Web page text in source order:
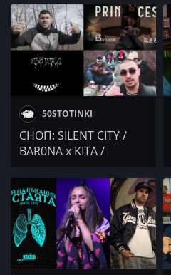
SILENT CITY /
Nuclearcore / Осем Пет
/ Lambov x Ivyy
50STOTINKI
СНОП: SILENT CITY /
BAR0NA x KITA /
NASSBOY